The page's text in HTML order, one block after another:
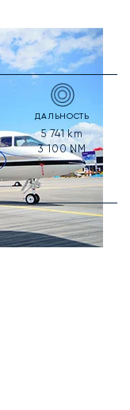
ДАЛЬНОСТЬ
5 741km
3 100NM